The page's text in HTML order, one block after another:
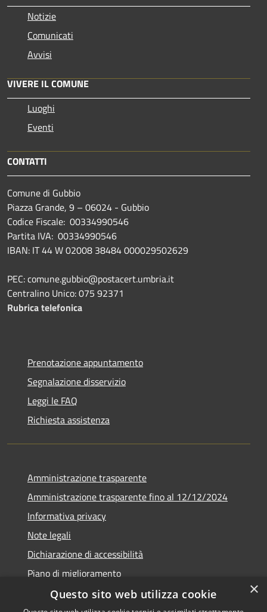
Notizie
Comunicati
Avvisi
VIVERE IL COMUNE
Luoghi
Eventi
CONTATTI
Comune di Gubbio
Piazza Grande, 9 – 06024 - Gubbio
Codice Fiscale: 00334990546
Partita IVA: 00334990546
IBAN: IT 44 W 02008 38484 000029502629
PEC: comune.gubbio@postacert.umbria.it
Centralino Unico: 075 92371
Rubrica telefonica
Prenotazione appuntamento
Segnalazione disservizio
Leggi le FAQ
Richiesta assistenza
Amministrazione trasparente
Amministrazione trasparente fino al 12/12/2024
Informativa privacy
Note legali
Dichiarazione di accessibilità
Piano di miglioramento
×
Questo sito web utilizza cookie